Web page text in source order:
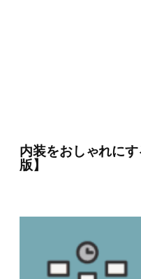
内装をおしゃれに
版】